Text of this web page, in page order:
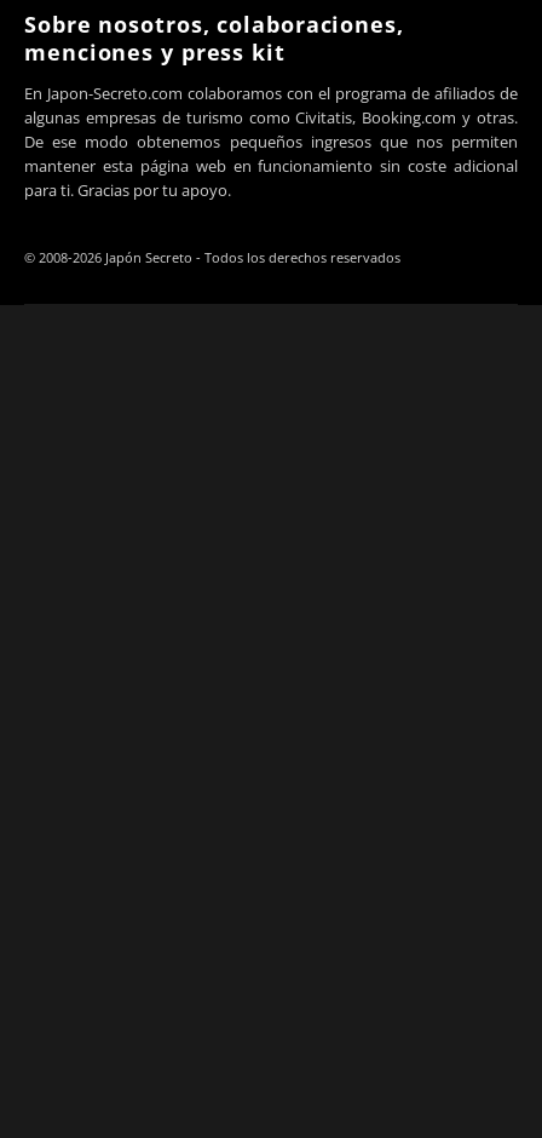
Sobre nosotros, colaboraciones,
menciones y press kit
En Japon-Secreto.com colaboramos con el programa de afiliados de
algunas empresas de turismo como Civitatis, Booking.com y otras.
De ese modo obtenemos pequeños ingresos que nos permiten
mantener esta página web en funcionamiento sin coste adicional
para ti. Gracias por tu apoyo.
© 2008-2026 Japón Secreto - Todos los derechos reservados